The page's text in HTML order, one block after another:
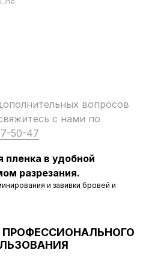
вопросов
с нами по
50-47
пленка в удобной
разрезания.
и завивки бровей и